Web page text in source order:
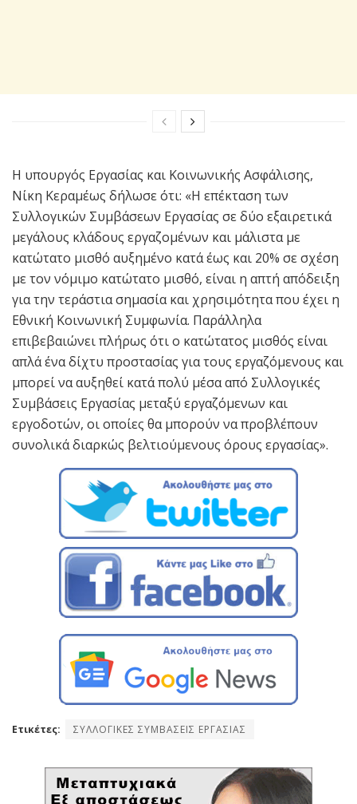
Η υπουργός Εργασίας και Κοινωνικής Ασφάλισης,
Νίκη Κεραμέως δήλωσε ότι: «Η επέκταση των
Συλλογικών Συμβάσεων Εργασίας σε δύο εξαιρετικά
μεγάλους κλάδους εργαζομένων και μάλιστα με
κατώτατο μισθό αυξημένο κατά έως και 20% σε σχέση
με τον νόμιμο κατώτατο μισθό, είναι η απτή απόδειξη
για την τεράστια σημασία και χρησιμότητα που έχει η
Εθνική Κοινωνική Συμφωνία. Παράλληλα
επιβεβαιώνει πλήρως ότι ο κατώτατος μισθός είναι
απλά ένα δίχτυ προστασίας για τους εργαζόμενους και
μπορεί να αυξηθεί κατά πολύ μέσα από Συλλογικές
Συμβάσεις Εργασίας μεταξύ εργαζόμενων και
εργοδοτών, οι οποίες θα μπορούν να προβλέπουν
συνολικά διαρκώς βελτιούμενους όρους εργασίας».
Ετικέτες: ΣΥΛΛΟΓΙΚΕΣ ΣΥΜΒΑΣΕΙΣ ΕΡΓΑΣΙΑΣ